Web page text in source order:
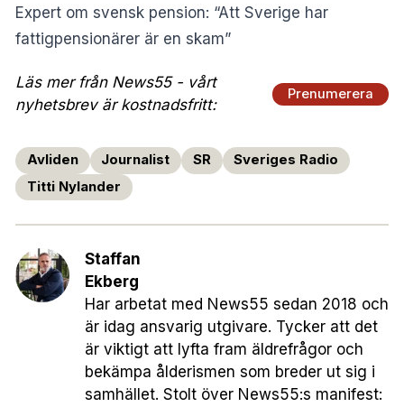
Expert om svensk pension: “Att Sverige har
fattigpensionärer är en skam”
Läs mer från News55 - vårt
nyhetsbrev är kostnadsfritt:
Prenumerera
Avliden Journalist SR
Sveriges Radio
Titti Nylander
Staffan
Ekberg
Har arbetat med News55 sedan 2018 och
är idag ansvarig utgivare. Tycker att det
är viktigt att lyfta fram äldrefrågor och
bekämpa ålderismen som breder ut sig i
samhället. Stolt över News55:s manifest: